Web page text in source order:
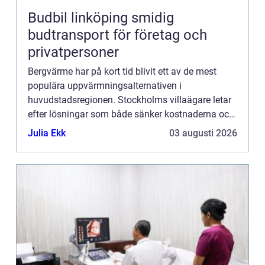
Budbil linköping smidig
budtransport för företag och
privatpersoner
Bergvärme har på kort tid blivit ett av de mest
populära uppvärmningsalternativen i
huvudstadsregionen. Stockholms villaägare letar
efter lösningar som både sänker kostnaderna och
minskar klimatpåverkan...
Julia Ekk 03 augusti 2026